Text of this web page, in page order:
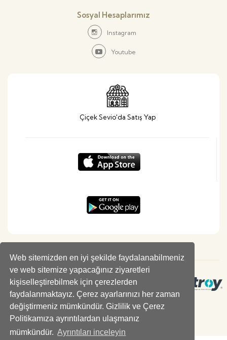
Web sitemizden en iyi şekilde faydalanabilmeniz
ve web sitemize yapacağınız ziyaretleri
kişiselleştirebilmek için çerezlerden
faydalanmaktayız. Çerez ayarlarınızı her zaman
değiştirmeniz mümkündür. Gizlilik ve Çerez
Politikamıza ayrıntılardan ulaşmanız
mümkündür. Ayrıntıları inceleyin
Sosyal Hesaplarımız
Instagram
Youtube
Çiçek Sevio'da Satış Yap